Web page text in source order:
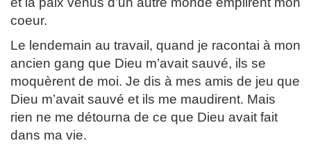
coeur.
Le lendemain au travail, quand je racontai à mon
ancien gang que Dieu m’avait sauvé, ils se
moquèrent de moi. Je dis à mes amis de jeu que
Dieu m’avait sauvé et ils me maudirent. Mais
rien ne me détourna de ce que Dieu avait fait
dans ma vie.